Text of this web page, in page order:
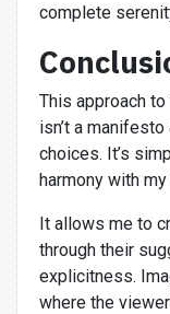
complete
This approach
isn’t a
choices. It’s
harmony with
It allows me to
through their
explicitness.
where the